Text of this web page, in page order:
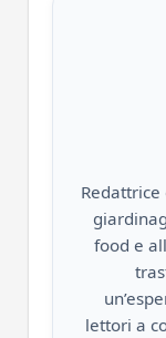
food e
lettori a